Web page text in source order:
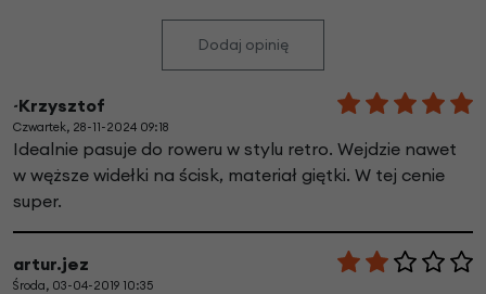
Dodaj opinię
~Krzysztof
Czwartek, 28-11-2024 09:18
Idealnie pasuje do roweru w stylu retro. Wejdzie nawet
w węższe widełki na ścisk, materiał giętki. W tej cenie
super.
artur.jez
Środa, 03-04-2019 10:35